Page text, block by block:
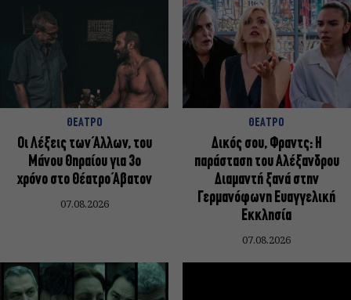
ΘΕΑΤΡΟ
Οι Λέξεις των Άλλων, του
Μάνου Θηραίου για 3ο
χρόνο στο Θέατρο Άβατον
07.08.2026
ΘΕΑΤΡΟ
Δικός σου, Φραντς: Η
παράσταση του Αλέξανδρου
Διαμαντή ξανά στην
Γερμανόφωνη Ευαγγελική
Εκκλησία
07.08.2026